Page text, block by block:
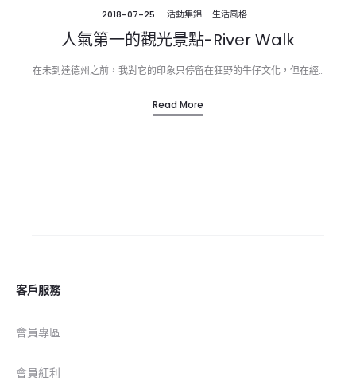
2018-07-25 活動集錦 生活風格
人氣第一的觀光景點-River Walk
在未到達德州之前，我對它的印象只停留在狂野的牛仔文化，但在經…
Read More
客戶服務
會員專區
會員紅利